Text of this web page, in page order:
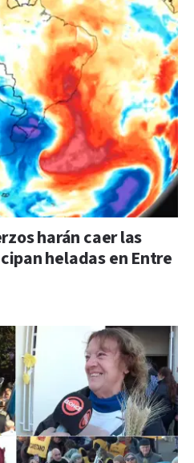
harán caer las
heladas en Entre